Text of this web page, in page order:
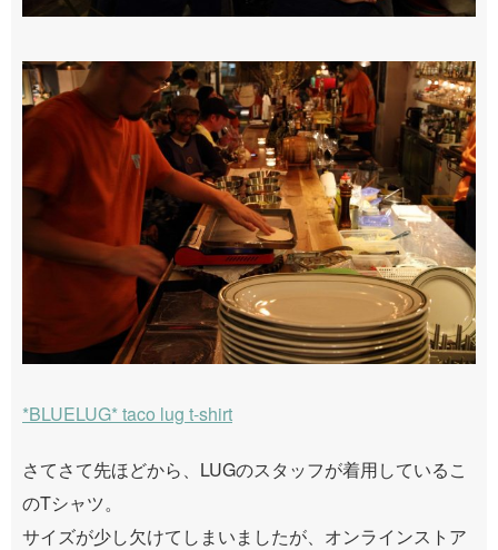
*BLUELUG* taco lug t-shirt
さてさて先ほどから、LUGのスタッフが着用しているこ
のTシャツ。
サイズが少し欠けてしまいましたが、オンラインストア